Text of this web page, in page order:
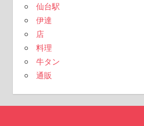
仙台駅
伊達
店
料理
牛タン
通販